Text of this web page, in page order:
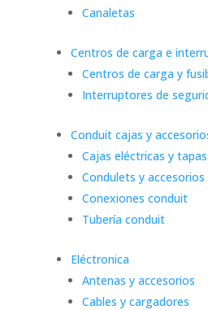
Canaletas
Centros de carga e
Centros de carga y
Interruptores de
Conduit cajas y
Cajas eléctricas y tapas
Condulets y
Conexiones conduit
Tubería conduit
Eléctronica
Antenas y accesorios
Cables y cargadores